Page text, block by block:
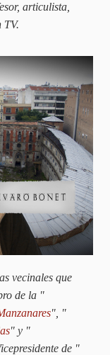
articulista,
TV.
vecinales que
de la "
", "
" y "
de "